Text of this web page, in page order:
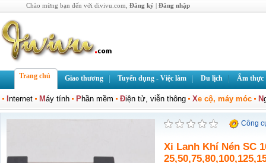
Chào mừng bạn đến với divivu.com, Đăng ký | Đăng nhập
Trang chủ Giao thương Tuyển dụng - Việc làm Du lịch Ẩm thực
nternet Máy tính Phần mềm Điện tử, viễn thông Xe cộ, máy móc N
Công
Xi Lanh Khí Nén SC